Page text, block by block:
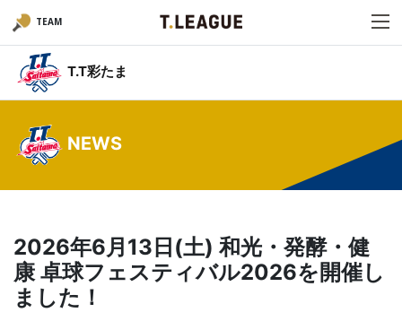
TEAM
T.T彩たま
NEWS
2026年6月13日(土) 和光・発酵・健
康 卓球フェスティバル2026を開催し
ました！